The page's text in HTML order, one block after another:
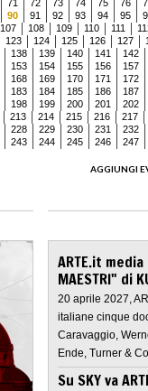
71 72 73 74 75 76
90 91 92 93 94 95
107 108 109 110 111
123 124 125 126 127
138 139 140 141
142
153 154 155 156
157
168 169 170 171
172
183 184 185 186
187
198 199 200 201
202
213 214 215 216
217
228 229 230 231
232
243 244 245 246
247
AGGIUNGI
ARTE.it
MAESTRI" di
20 aprile 2027,
italiane cinque
Caravaggio,
Ende, Turner &
Su SKY va